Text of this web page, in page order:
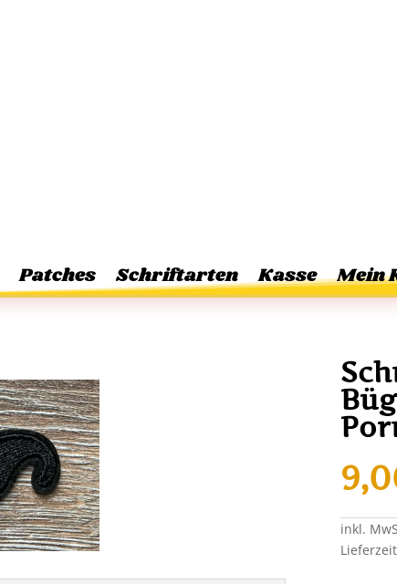
Patches Schriftarten Kasse Mein
inkl.